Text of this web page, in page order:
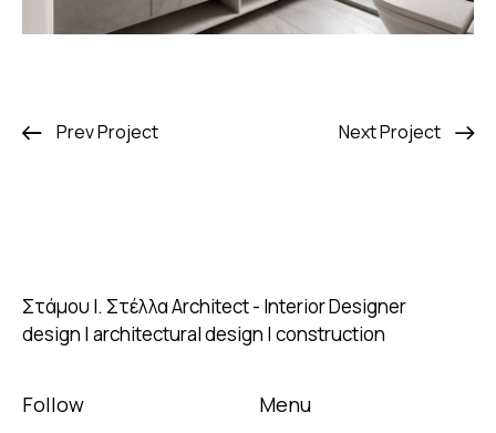
Prev Project Next Project
Στάμου Ι. ΣτέλλαArchitect - Interior Designer
design | architectural design | construction
Follow Menu